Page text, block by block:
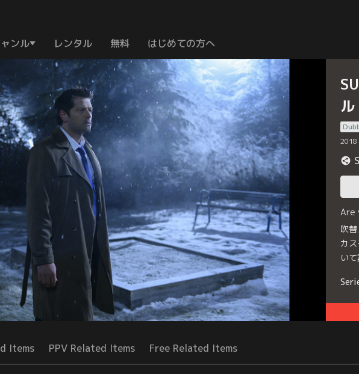
ンル レンタル 無料 はじめての方へ
2018
Are
吹
カ
い
Items PPV Related Items Free Related Items